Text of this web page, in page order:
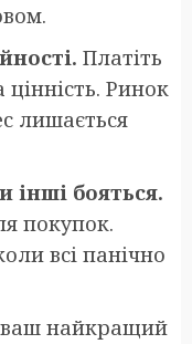
Платіть
Ринок
лишається
інші бояться.
покупок.
всі панічно
найкращий